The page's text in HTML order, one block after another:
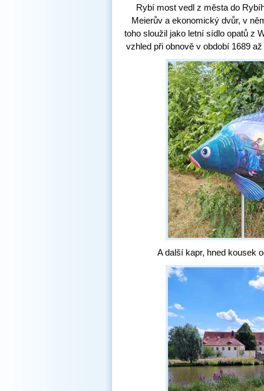
Rybí most vedl z města do
Meierův a ekonomický dvůr, v
toho sloužil jako letní sídlo opatů z
vzhled při obnově v období 1689
A další kapr, hned kousek